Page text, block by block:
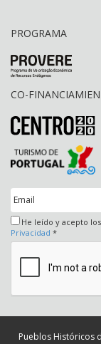
PROGRAMA
CO-
He leído y acepto
Privacidad *
Pueblos Históricos